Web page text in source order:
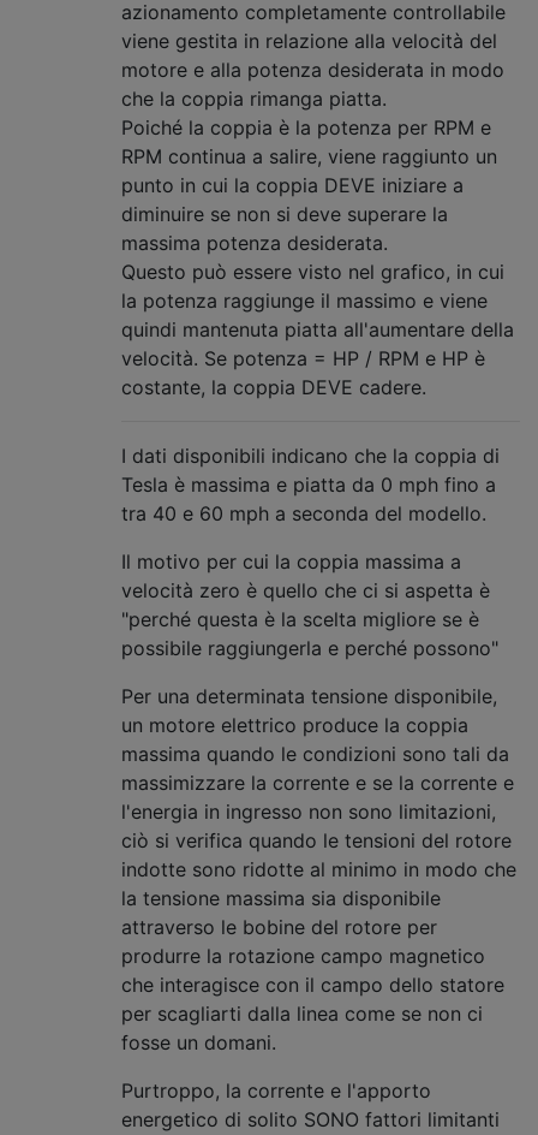
azionamento completamente controllabile
viene gestita in relazione alla velocità del
motore e alla potenza desiderata in modo
che la coppia rimanga piatta.
Poiché la coppia è la potenza per RPM e
RPM continua a salire, viene raggiunto un
punto in cui la coppia DEVE iniziare a
diminuire se non si deve superare la
massima potenza desiderata.
Questo può essere visto nel grafico, in cui
la potenza raggiunge il massimo e viene
quindi mantenuta piatta all'aumentare della
velocità. Se potenza = HP / RPM e HP è
costante, la coppia DEVE cadere.
I dati disponibili indicano che la coppia di
Tesla è massima e piatta da 0 mph fino a
tra 40 e 60 mph a seconda del modello.
Il motivo per cui la coppia massima a
velocità zero è quello che ci si aspetta è
"perché questa è la scelta migliore se è
possibile raggiungerla e perché possono"
Per una determinata tensione disponibile,
un motore elettrico produce la coppia
massima quando le condizioni sono tali da
massimizzare la corrente e se la corrente e
l'energia in ingresso non sono limitazioni,
ciò si verifica quando le tensioni del rotore
indotte sono ridotte al minimo in modo che
la tensione massima sia disponibile
attraverso le bobine del rotore per
produrre la rotazione campo magnetico
che interagisce con il campo dello statore
per scagliarti dalla linea come se non ci
fosse un domani.
Purtroppo, la corrente e l'apporto
energetico di solito SONO fattori limitanti